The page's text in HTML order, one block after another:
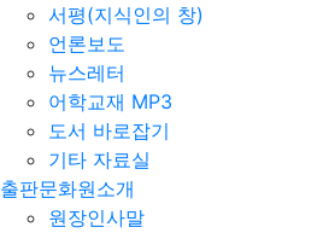
서평(지식인의 창)
언론보도
뉴스레터
어학교재 MP3
도서 바로잡기
기타 자료실
출판문화원소개
원장인사말